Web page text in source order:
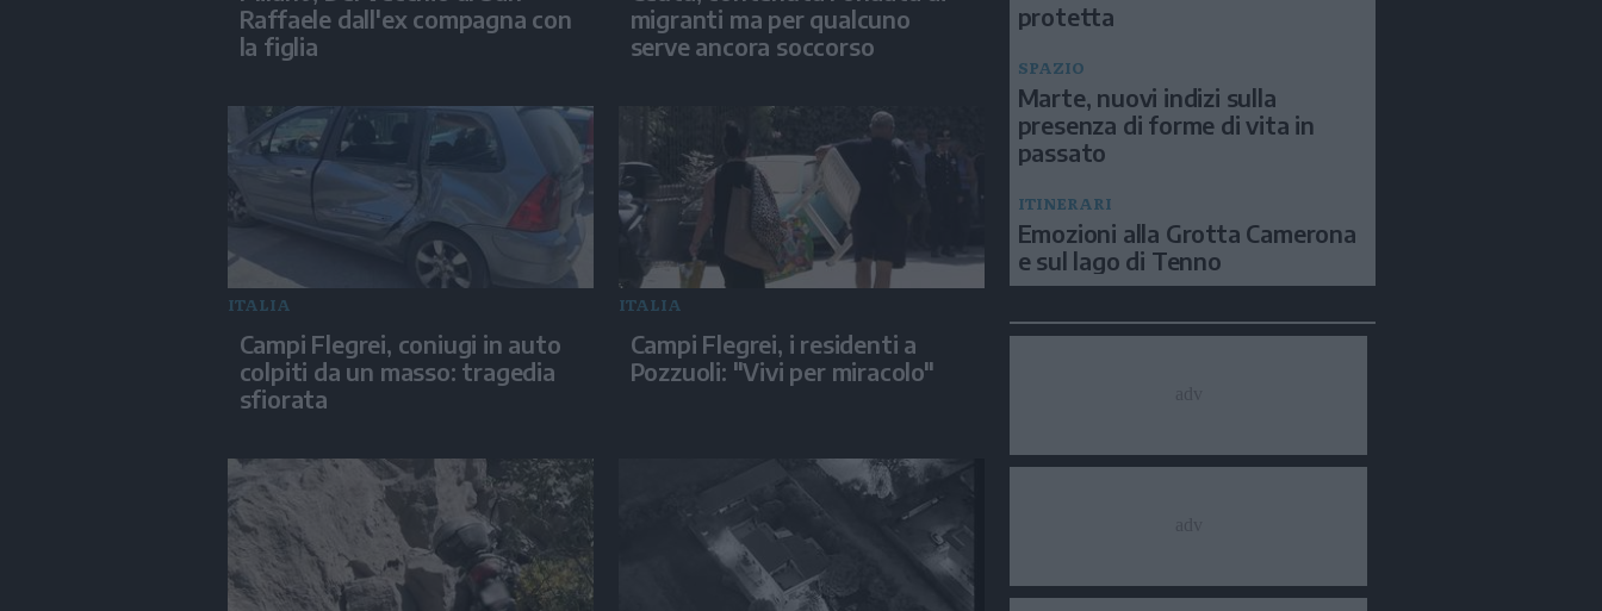
Raffaele dall'ex compagna con
la figlia
migranti ma per qualcuno
serve ancora soccorso
ITALIA
Campi Flegrei, coniugi in auto
colpiti da un masso: tragedia
sfiorata
ITALIA
Campi Flegrei, i residenti a
Pozzuoli: "Vivi per miracolo"
protetta
SPAZIO
Marte, nuovi indizi sulla
presenza di forme di vita in
passato
ITINERARI
Emozioni alla Grotta Camerona
e sul lago di Tenno